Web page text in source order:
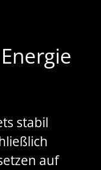
stabil
auf